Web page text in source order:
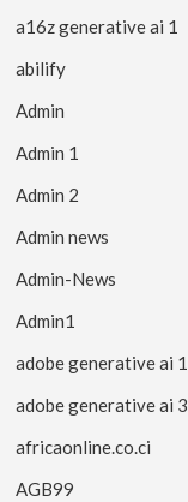
a16z generative ai 1
abilify
Admin
Admin 1
Admin 2
Admin news
Admin-News
Admin1
adobe generative ai 1
adobe generative ai 3
africaonline.co.ci
AGB99